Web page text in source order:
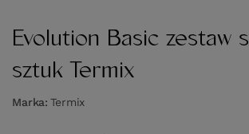
Evolution Basic zestaw
sztuk Termix
Marka Termix